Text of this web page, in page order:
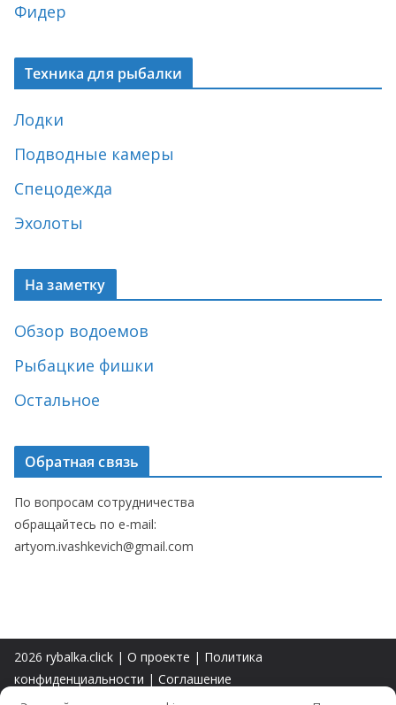
Фидер
Техника для рыбалки
Лодки
Подводные камеры
Спецодежда
Эхолоты
На заметку
Обзор водоемов
Рыбацкие фишки
Остальное
Обратная связь
По вопросам сотрудничества
обращайтесь по e-mail:
artyom.ivashkevich@gmail.com
2026 rybalka.click | О проекте | Политика
конфиденциальности | Соглашение
Авторские права на контент принадлежат их законным